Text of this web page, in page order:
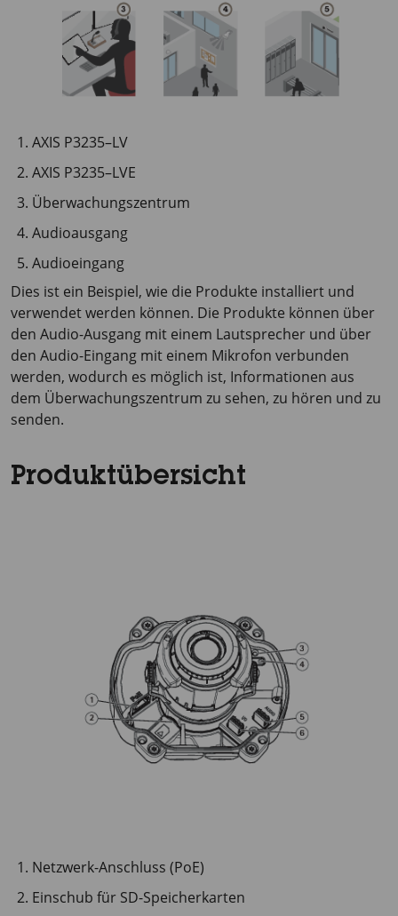
AXIS P3235–LV
AXIS P3235–LVE
Überwachungszentrum
Audioausgang
Audioeingang
Dies ist ein Beispiel, wie die Produkte installiert und
verwendet werden können. Die Produkte können über
den Audio-Ausgang mit einem Lautsprecher und über
den Audio-Eingang mit einem Mikrofon verbunden
werden, wodurch es möglich ist, Informationen aus
dem Überwachungszentrum zu sehen, zu hören und zu
senden.
Produktübersicht
Netzwerk-Anschluss (PoE)
Einschub für SD-Speicherkarten